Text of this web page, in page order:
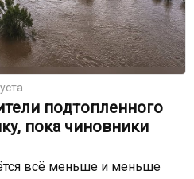
подтопленного
пока чиновники
всё меньше и меньше